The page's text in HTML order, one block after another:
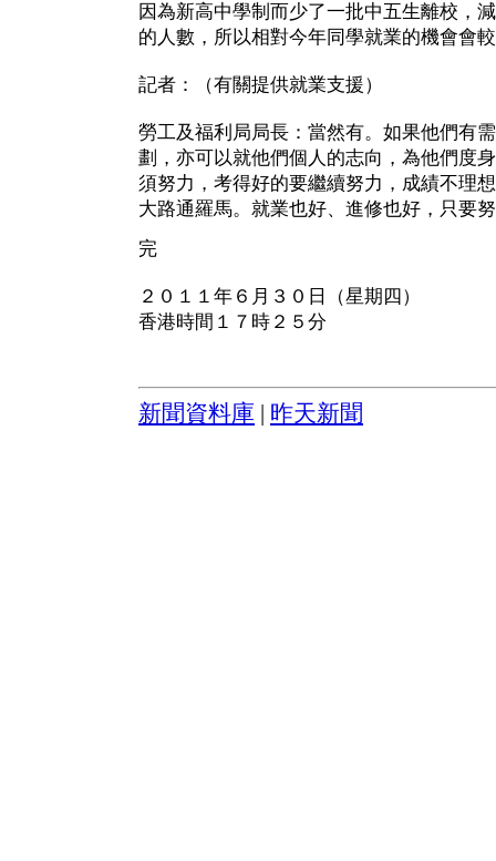
因為新高中學制而少了一批中五生離校，
的人數，所以相對今年同學就業的機會會
記者：（有關提供就業支援）
勞工及福利局局長：當然有。如果他們有
劃，亦可以就他們個人的志向，為他們度
須努力，考得好的要繼續努力，成績不理
大路通羅馬。就業也好、進修也好，只要
完
２０１１年６月３０日（星期四）
香港時間１７時２５分
新聞資料庫 昨天新聞